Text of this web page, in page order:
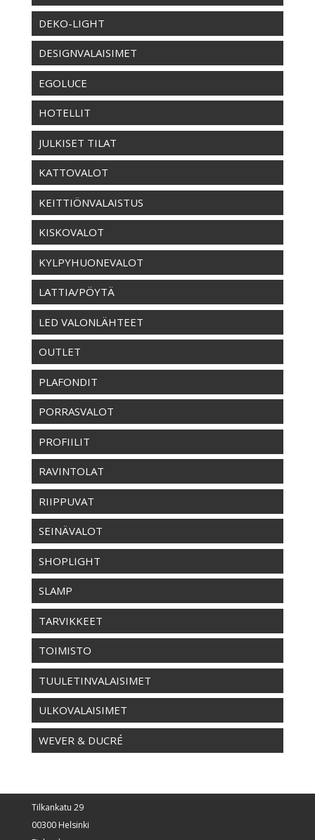
DEKO-LIGHT
DESIGNVALAISIMET
EGOLUCE
HOTELLIT
JULKISET TILAT
KATTOVALOT
KEITTIÖNVALAISTUS
KISKOVALOT
KYLPYHUONEVALOT
LATTIA/PÖYTÄ
LED VALONLÄHTEET
OUTLET
PLAFONDIT
PORRASVALOT
PROFIILIT
RAVINTOLAT
RIIPPUVAT
SEINÄVALOT
SHOPLIGHT
SLAMP
TARVIKKEET
TOIMISTO
TUULETINVALAISIMET
ULKOVALAISIMET
WEVER & DUCRÉ
Tilkankatu 29
00300 Helsinki